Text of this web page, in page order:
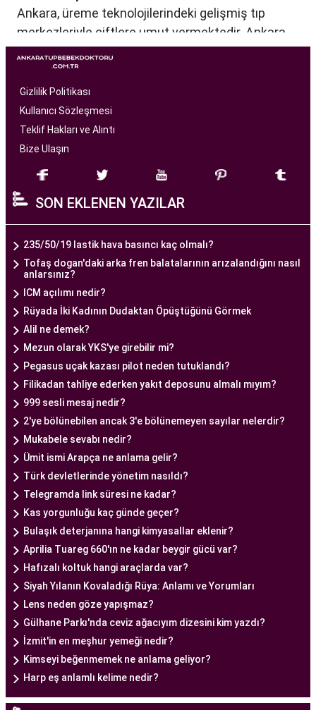
Ankara, üreme teknolojilerindeki gelişmiş tıp
merkezleriyle çiftlere umut vermektedir. Ankara
Tüp Bebek Merkezi, kısırlık sorunu yaşayan
çiftlere profesyonel ve bireysel bir yaklaşımla
hizmet sunan bir sağlık kuruluşudur. Modern
tıbbın son teknolojilerini kullanarak, çiftlere
başarılı tüp bebek tedavileri sunmayı amaçlar.
bir ekip tarafından yönetilmektedir. Burada görev
alan tıp profesyonelleri, çiftlere kişiselleştirilmiş
tedavi planları sunarak, her çiftin özel durumunu
dikkate alır. Ayrıca, merkezde kullanılan teknoloji
ve ekipmanlar, tedavi sürecini daha etkili ve
güvenli hale getirir.
Ankara Tüp Bebek Merkezi, hasta odaklı hizmet
anlayışı ve etik prensipler çerçevesinde, çiftlere
sağlıklı bir gebelik yaşama şansı tanıyan kapsamlı
bir tüp bebek hizmeti sunar.
Ankara Tüp Bebek Doktoru
Tüp bebek tedavisi, uzman bir ekibin liderliğinde
ve deneyimli bir doktorun rehberliğinde
yürütülmesi gereken bir süreçtir. Ankara Tüp
Bebek Merkezi'nde görev alan uzman tüp bebek
doktoru, çiftlere kapsamlı bir yaklaşımla tedavi
sunar.
Ankara Tüp Bebek Doktoru, tüp bebek tedavisi
sürecinde çiftlere rehberlik eder ve tedavinin her
aşamasında destek sağlar. Çiftin tıbbi geçmişini
değerlendirir, bireysel durumlarını analiz eder ve
en uygun tedavi planını oluşturur. Tedavi
sürecinde çiftlere duygusal destek sağlamak da
doktorun önemli görevlerinden biridir.
Uzman tüp bebek doktoru, Ankara Tüp Bebek
Merkezi'nde kullanılan en son teknolojiyi ve
bilimsel yöntemleri takip ederek, çiftlere en iyi
Gizlilik Politikası
Kullanıcı Sözleşmesi
Teklif Hakları ve Alıntı
Bize Ulaşın
SON EKLENEN YAZILAR
235/50/19 lastik hava basıncı kaç olmalı?
Tofaş dogan'daki arka fren balatalarının arızalandığını nasıl
anlarsınız?
ICM açılımı nedir?
Rüyada İki Kadının Dudaktan Öpüştüğünü Görmek
Alil ne demek?
Mezun olarak YKS'ye girebilir mi?
Pegasus uçak kazası pilot neden tutuklandı?
Filikadan tahliye ederken yakıt deposunu almalı mıyım?
999 sesli mesaj nedir?
2'ye bölünebilen ancak 3'e bölünemeyen sayılar nelerdir?
Mukabele sevabı nedir?
Ümit ismi Arapça ne anlama gelir?
Türk devletlerinde yönetim nasıldı?
Telegramda link süresi ne kadar?
Kas yorgunluğu kaç günde geçer?
Bulaşık deterjanına hangi kimyasallar eklenir?
Aprilia Tuareg 660'ın ne kadar beygir gücü var?
Hafızalı koltuk hangi araçlarda var?
Siyah Yılanın Kovaladığı Rüya: Anlamı ve Yorumları
Lens neden göze yapışmaz?
Gülhane Parkı'nda ceviz ağacıyım dizesini kim yazdı?
İzmit'in en meşhur yemeği nedir?
Kimseyi beğenmemek ne anlama geliyor?
Harp eş anlamlı kelime nedir?